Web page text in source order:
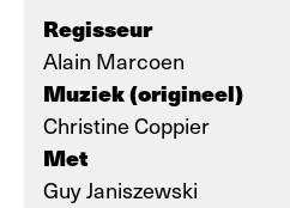
Regisseur
Alain Marcoen
Muziek (origineel)
Christine Coppier
Met
Guy Janiszewski